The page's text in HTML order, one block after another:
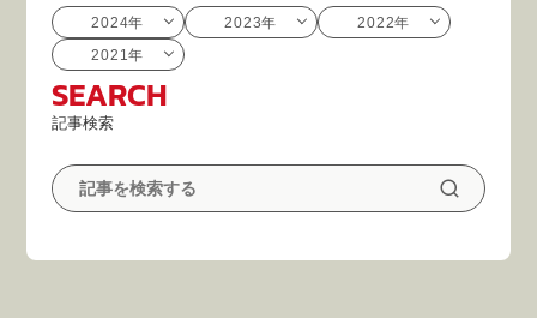
2024年 2023年
2022年
2021年
SEARCH
記事検索